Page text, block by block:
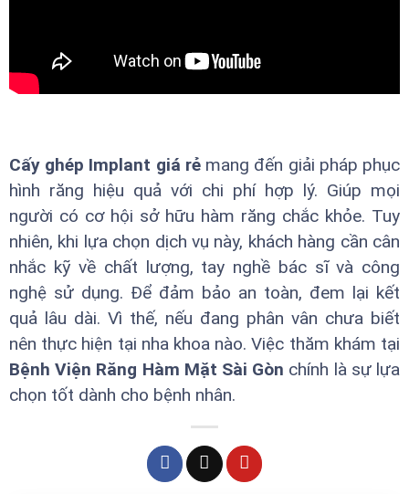
Cấy ghép Implant giá rẻmang đến giải pháp phục
hình răng hiệu quả với chi phí hợp lý. Giúp mọi
người có cơ hội sở hữu hàm răng chắc khỏe. Tuy
nhiên, khi lựa chọn dịch vụ này, khách hàng cần cân
nhắc kỹ về chất lượng, tay nghề bác sĩ và công
nghệ sử dụng. Để đảm bảo an toàn, đem lại kết
quả lâu dài. Vì thế, nếu đang phân vân chưa biết
nên thực hiện tại nha khoa nào. Việc thăm khám tại
Bệnh Viện Răng Hàm Mặt Sài Gòn chính là sự lựa
chọn tốt dành cho bệnh nhân.